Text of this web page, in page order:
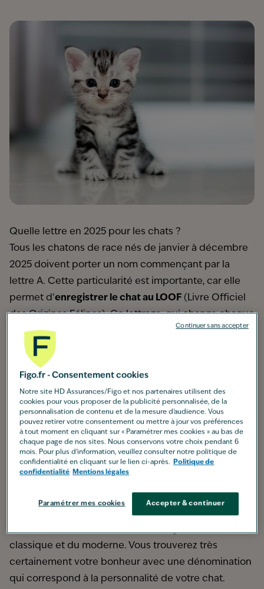
Quelle lettre en 2025 pour les chats ?
Tous les chatons de race nés de janvier à décembre
2025 doivent porter un nom commençant par la
lettre A. Cette particularité est importante, car elle
permet d’enregistrer le chat au LOOF (Livre Officiel
des Origines Félines). Ce lettrage, qui change chaque
année, permet de facilement identifier l'année de
naissance d'un chat mâle ou femelle en fonction de
son nom. Il est vivement recommandé de
nom de chatcourt qui se compose de seulement
deux syllabes pour faciliter les apprentissages. Vous
souhaitez également adopter un chiot ? Découvrez
desnoms de chien en A.
200 idées de nom de chat mâle en A
Vous devez trouver un joli prénom pour votre chaton.
vous. Elles sont à la fois charmantes, amusantes,
originales et significatives. Découvrez une liste de
classique et du moderne. Vous trouverez très
certainement votre bonheur avec une dénomination
qui correspond à la personnalité de votre chat.
Figo.fr - Consentement cookies
Notre site HD Assurances/Figo et nos partenaires utilisent des
cookies pour vous proposer de la publicité personnalisée, de la
personnalisation de contenu et de la mesure d’audience. Vous
pouvez retirer votre consentement ou mettre à jour vos préférences
à tout moment en cliquant sur « Paramétrer mes cookies » au bas de
chaque page de nos sites. Nous conservons votre choix pendant 6
mois. Pour plus d'information, veuillez consulter notre politique de
confidentialité en cliquant sur le lien ci-après.
Politique de
confidentialité Mentions légales
Accepter & continuer
Paramétrer mes cookies
Continuer sans accepter